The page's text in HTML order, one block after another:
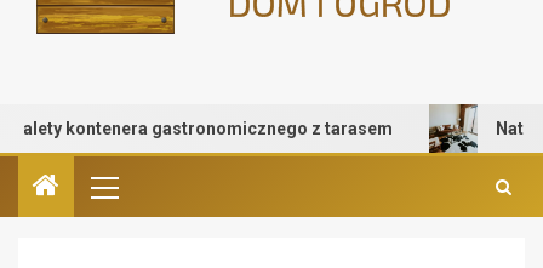
kontenera gastronomicznego z tarasem